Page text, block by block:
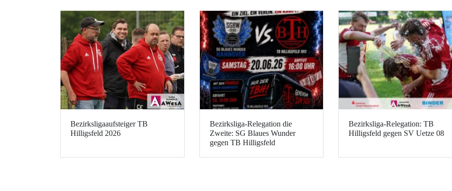
Bezirksligaaufsteiger TB
Hilligsfeld 2026
Bezirksliga-Relegation die
Zweite: SG Blaues Wunder
gegen TB Hilligsfeld
Bezirksliga-Relegation: TB
Hilligsfeld gegen SV Uetze 08